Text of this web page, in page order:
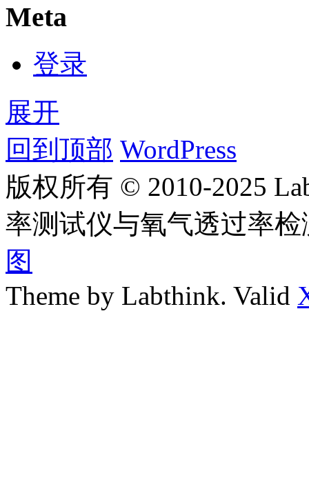
Meta
登录
展开
回到顶部 WordPress
版权所有 © 2010-2025
率测试仪与氧气透过率
图
Theme by Labthink. Valid